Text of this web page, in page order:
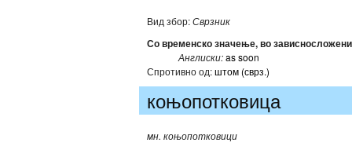
Вид збор:Сврзник
Со временско значење, во
Англиски:as soon
Спротивно од:штом (сврз.)
коњопотковица
мн. коњопотковици